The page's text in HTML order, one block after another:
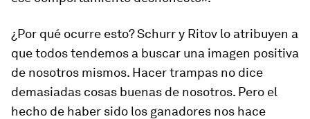
¿Por qué ocurre esto? Schurr y Ritov lo atribuyen a
que todos tendemos a buscar una imagen positiva
de nosotros mismos. Hacer trampas no dice
demasiadas cosas buenas de nosotros. Pero el
hecho de haber sido los ganadores nos hace